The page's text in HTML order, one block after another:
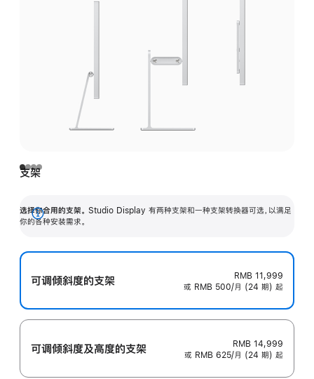
支架
选择你合用的支架。 Studio Display 有两种支架和一种支架转换器可选，以满足
你的各种安装需求。
展
可调倾斜度的支架
RMB 11,999
或 RMB 500/月 (24 期) 起
可调倾斜度及高‍度的支‍架
RMB 14,999
或 RMB 625/月 (24 期) 起